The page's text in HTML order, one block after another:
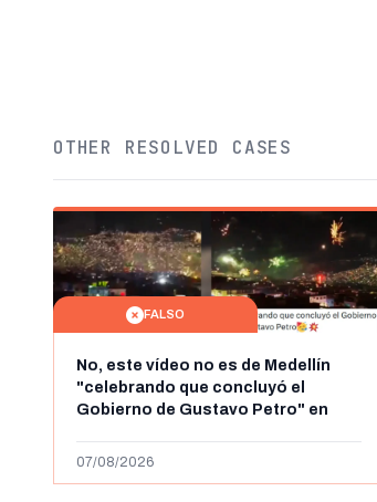
OTHER RESOLVED CASES
FALSO
No, este vídeo no es de Medellín
"celebrando que concluyó el
Gobierno de Gustavo Petro" en
de 2024
07/08/2026